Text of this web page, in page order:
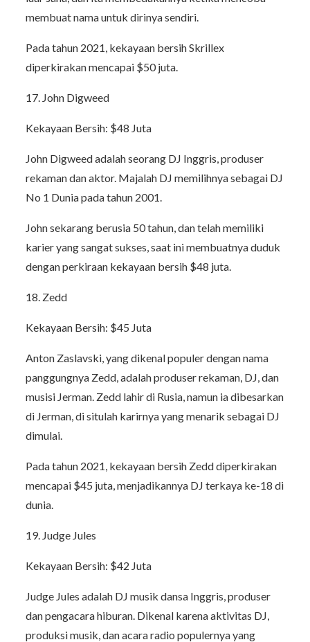
membuat nama untuk dirinya sendiri.
Pada tahun 2021, kekayaan bersih Skrillex
diperkirakan mencapai $50 juta.
17. John Digweed
Kekayaan Bersih: $48 Juta
John Digweed adalah seorang DJ Inggris, produser
rekaman dan aktor. Majalah DJ memilihnya sebagai DJ
No 1 Dunia pada tahun 2001.
John sekarang berusia 50 tahun, dan telah memiliki
karier yang sangat sukses, saat ini membuatnya duduk
dengan perkiraan kekayaan bersih $48 juta.
18. Zedd
Kekayaan Bersih: $45 Juta
Anton Zaslavski, yang dikenal populer dengan nama
panggungnya Zedd, adalah produser rekaman, DJ, dan
musisi Jerman. Zedd lahir di Rusia, namun ia dibesarkan
di Jerman, di situlah karirnya yang menarik sebagai DJ
dimulai.
Pada tahun 2021, kekayaan bersih Zedd diperkirakan
mencapai $45 juta, menjadikannya DJ terkaya ke-18 di
dunia.
19. Judge Jules
Kekayaan Bersih: $42 Juta
Judge Jules adalah DJ musik dansa Inggris, produser
dan pengacara hiburan. Dikenal karena aktivitas DJ,
produksi musik, dan acara radio populernya yang